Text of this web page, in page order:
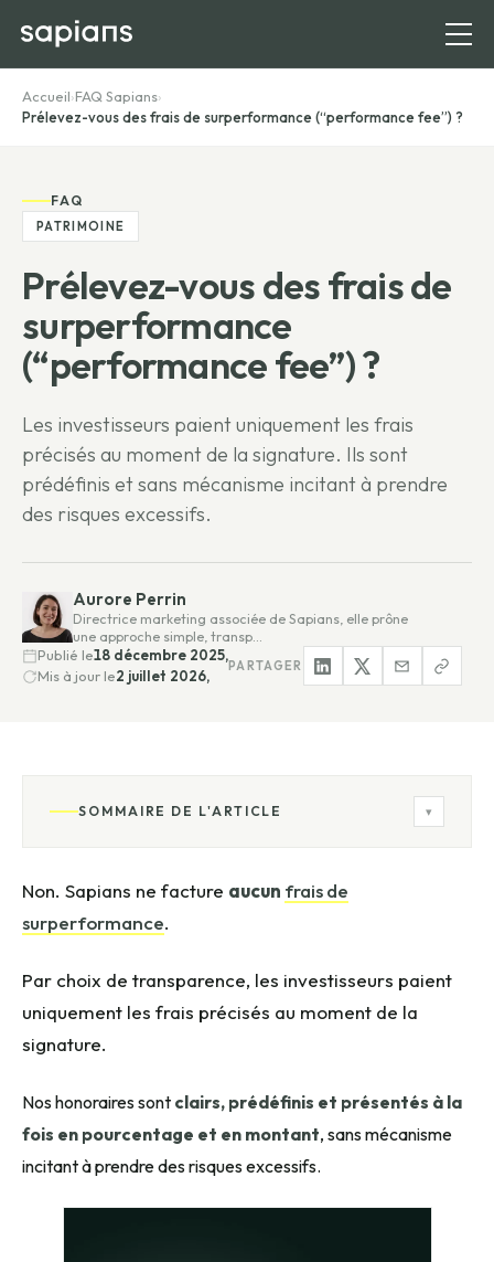
Accueil›FAQ Sapians›
Prélevez-vous des frais de surperformance (“performance fee”) ?
FAQ
PATRIMOINE
Prélevez-vous des frais de
surperformance
(“performance fee”) ?
Les investisseurs paient uniquement les frais
précisés au moment de la signature. Ils sont
prédéfinis et sans mécanisme incitant à prendre
des risques excessifs.
Aurore Perrin
Directrice marketing associée de Sapians, elle prône
une approche simple, transp…
Publié le18 décembre 2025,
Mis à jour le2 juillet 2026,
PARTAGER
SOMMAIRE DE L'ARTICLE ▾
Non. Sapians ne facture aucun frais de
surperformance.
Par choix de transparence, les investisseurs paient
uniquement les frais précisés au moment de la
signature.
Nos honoraires sont clairs, prédéfinis et présentés à la
fois en pourcentage et en montant, sans mécanisme
incitant à prendre des risques excessifs.